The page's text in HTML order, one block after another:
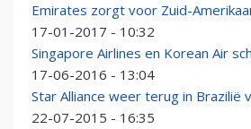
Emirates zorgt voor Zuid-
17-01-2017 - 10:32
Singapore Airlines en Korean Air
17-06-2016 - 13:04
Star Alliance weer terug in Brazilië
22-07-2015 - 16:35